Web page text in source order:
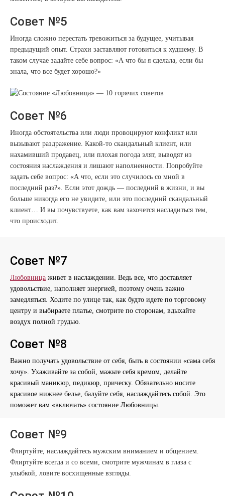
Совет №5
Иногда сложно перестать тревожиться за будущее, учитывая
предыдущий опыт. Страхи заставляют готовиться к худшему. В
таком случае задайте себе вопрос: «А что бы я сделала, если бы
знала, что все будет хорошо?»
Совет №6
Иногда обстоятельства или люди провоцируют конфликт или
вызывают раздражение. Какой-то скандальный клиент, или
нахамивший продавец, или плохая погода злят, выводят из
состояния наслаждения и лишают наполненности. Попробуйте
задать себе вопрос: «А что, если это случилось со мной в
последний раз?». Если этот дождь — последний в жизни, и вы
больше никогда его не увидите, или это последний скандальный
клиент… И вы почувствуете, как вам захочется насладиться тем,
что происходит.
Совет №7
Любовница живет в наслаждении. Ведь все, что доставляет
удовольствие, наполняет энергией, поэтому очень важно
замедляться. Ходите по улице так, как будто идете по торговому
центру и выбираете платье, смотрите по сторонам, вдыхайте
воздух полной грудью.
Совет №8
Важно получать удовольствие от себя, быть в состоянии «сама себя
хочу». Ухаживайте за собой, мажьте себя кремом, делайте
красивый маникюр, педикюр, прическу. Обязательно носите
красивое нижнее белье, балуйте себя, наслаждайтесь собой. Это
поможет вам «включать» состояние Любовницы.
Совет №9
Флиртуйте, наслаждайтесь мужским вниманием и общением.
Флиртуйте всегда и со всеми, смотрите мужчинам в глаза с
улыбкой, ловите восхищенные взгляды.